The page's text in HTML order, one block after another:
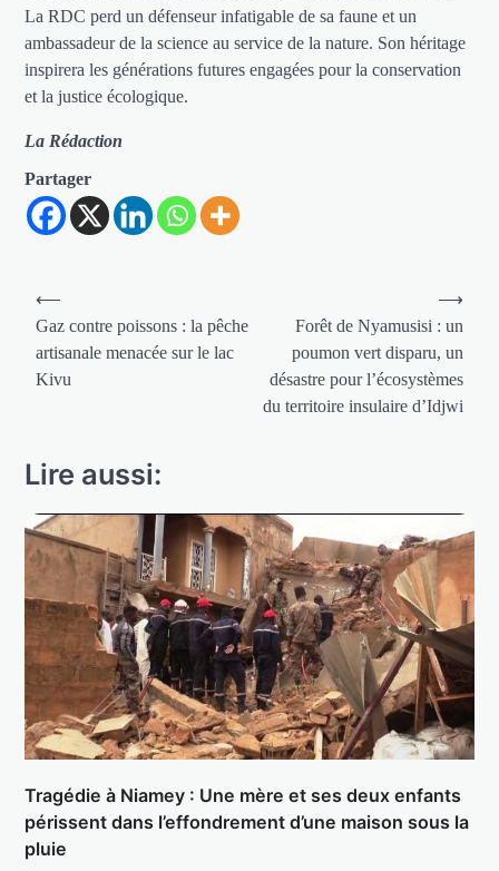
La RDC perd un défenseur infatigable de sa faune et un
ambassadeur de la science au service de la nature. Son héritage
inspirera les générations futures engagées pour la conservation
et la justice écologique.
La Rédaction
Partager
Navigation
de
l’article
⟵
Gaz contre poissons : la pêche
artisanale menacée sur le lac
Kivu
Forêt de Nyamusisi : un
poumon vert disparu, un
désastre pour l’écosystèmes
du territoire insulaire d’Idjwi
⟶
Lire aussi:
Tragédie à Niamey : Une mère et ses deux enfants
périssent dans l’effondrement d’une maison sous la
pluie